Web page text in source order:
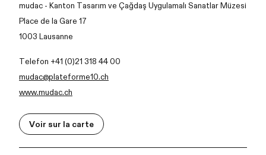
mudac - Kanton Tasarım ve Çağdaş Uygulamalı Sanatlar Müzesi
Place de la Gare 17
1003 Lausanne
Telefon +41 (0)21 318 44 00
mudac@plateforme10.ch
www.mudac.ch
Voir sur la carte